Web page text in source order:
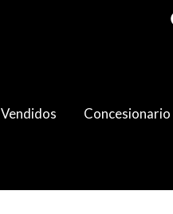
Vendidos Concesionario